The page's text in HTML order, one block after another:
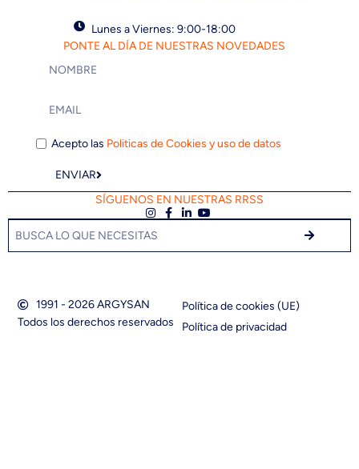
Lunes a Viernes: 9:00-18:00
PONTE AL DÍA DE NUESTRAS NOVEDADES
Acepto las Politicas de Cookies y uso de datos
ENVIAR
SÍGUENOS EN NUESTRAS RRSS
1991 - 2026 ARGYSAN
Todos los derechos reservados
Política de cookies (UE)
Política de privacidad